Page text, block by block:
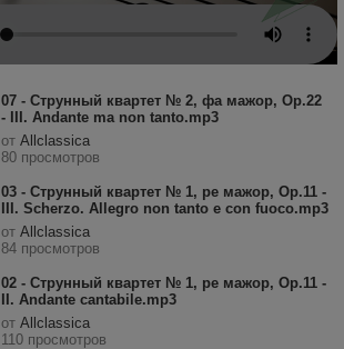
07 - Струнный квартет № 2, фа мажор, Op.22
- III. Andante ma non tanto.mp3
от Allclassica
80 просмотров
03 - Струнный квартет № 1, ре мажор, Op.11 -
III. Scherzo. Allegro non tanto e con fuoco.mp3
от Allclassica
84 просмотров
02 - Струнный квартет № 1, ре мажор, Op.11 -
II. Andante cantabile.mp3
от Allclassica
110 просмотров